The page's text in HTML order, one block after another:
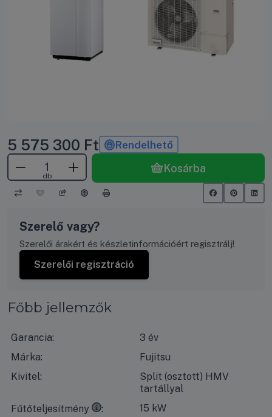
5 575 300 Ft Rendelhető
db
Kosárba
Szerelő vagy?
Szerelői árakért és készletinformációért regisztrálj!
Szerelői regisztráció
Főbb jellemzők
Garancia:
3 év
Márka:
Fujitsu
Kivitel:
Split (osztott) HMV
tartállyal
Fűtőteljesítmény
15 kW
35°Ckilépő vízhőmérséklet esetén, 7°C-os száraz